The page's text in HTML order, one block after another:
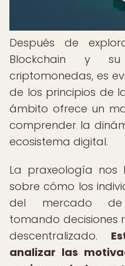
Después de
Blockchain y
criptomonedas, es
de los principios de
ámbito ofrece un
comprender la
ecosistema digital.
La praxeología nos
sobre cómo los
del mercado de
tomando decisiones
descentralizado.
analizar las